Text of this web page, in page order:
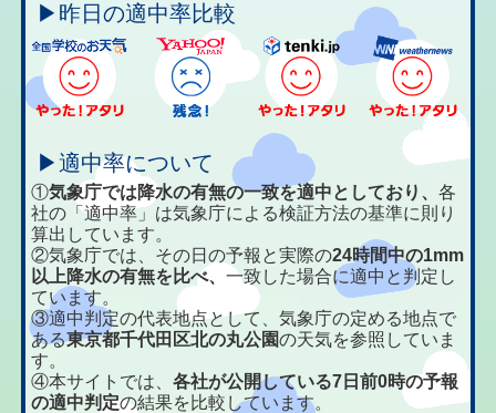
▶昨日の適中率比較
▶適中率について
①気象庁では降水の有無の一致を適中としており、各
社の「適中率」は気象庁による検証方法の基準に則り
算出しています。
②気象庁では、その日の予報と実際の24時間中の1mm
以上降水の有無を比べ、一致した場合に適中と判定し
ています。
③適中判定の代表地点として、気象庁の定める地点で
ある東京都千代田区北の丸公園の天気を参照していま
す。
④本サイトでは、各社が公開している7日前0時の予報
の適中判定の結果を比較しています。